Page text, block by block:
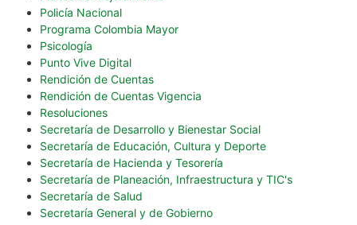
Policía Nacional
Programa Colombia Mayor
Psicología
Punto Vive Digital
Rendición de Cuentas
Rendición de Cuentas Vigencia
Resoluciones
Secretaría de Desarrollo y Bienestar Social
Secretaría de Educación, Cultura y Deporte
Secretaría de Hacienda y Tesorería
Secretaría de Planeación, Infraestructura y TIC's
Secretaría de Salud
Secretaría General y de Gobierno